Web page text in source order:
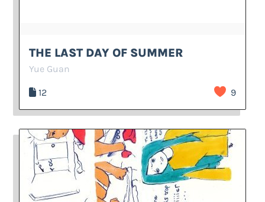
THE LAST DAY OF SUMMER
Yue Guan
12 9